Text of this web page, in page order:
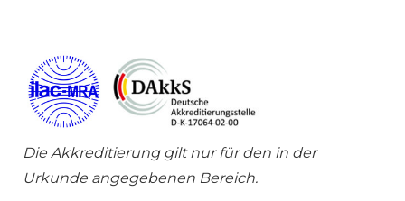
Die Akkreditierung gilt nur für den in der
Urkunde angegebenen Bereich.